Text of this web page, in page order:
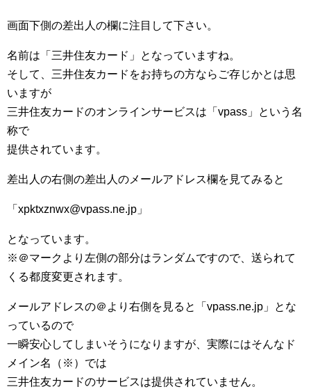
画面下側の差出人の欄に注目して下さい。
名前は「三井住友カード」となっていますね。
そして、三井住友カードをお持ちの方ならご存じかとは思
いますが
三井住友カードのオンラインサービスは「vpass」という名
称で
提供されています。
差出人の右側の差出人のメールアドレス欄を見てみると
「xpktxznwx@vpass.ne.jp」
となっています。
※＠マークより左側の部分はランダムですので、送られて
くる都度変更されます。
メールアドレスの＠より右側を見ると「vpass.ne.jp」とな
っているので
一瞬安心してしまいそうになりますが、実際にはそんなド
メイン名（※）では
三井住友カードのサービスは提供されていません。